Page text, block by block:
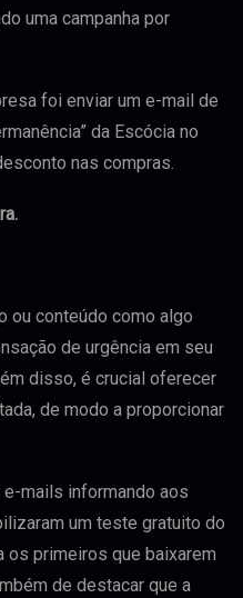
uma campanha por
foi enviar um e-mail de
da Escócia no
nas compras.
ou conteúdo como algo
de urgência em seu
disso, é crucial oferecer
de modo a proporcionar
mails informando aos
um teste gratuito do
os primeiros que baixarem
de destacar que a